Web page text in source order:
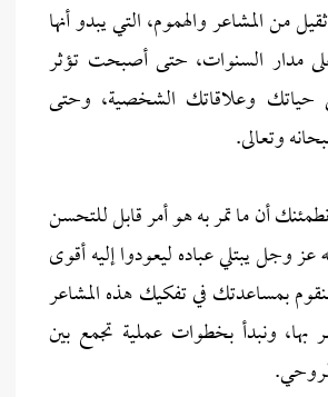
من المشاعر والهموم، التي يبدو أنها
مدار السنوات، حتى أصبحت تؤثر
وعلاقاتك الشخصية، وحتى
وتعالى.
أن ما تمر به هو أمر قابل للتحسن
عز وجل يبتلي عباده ليعودوا إليه أقوى
بمساعدتك في تفكيك هذه المشاعر
بها، ونبدأ بخطوات عملية تجمع بين